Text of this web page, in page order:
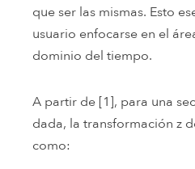
que ser las mismas. Esto
usuario enfocarse en el
dominio del tiempo.
A partir de [1], para una
dada, la transformación z
como: